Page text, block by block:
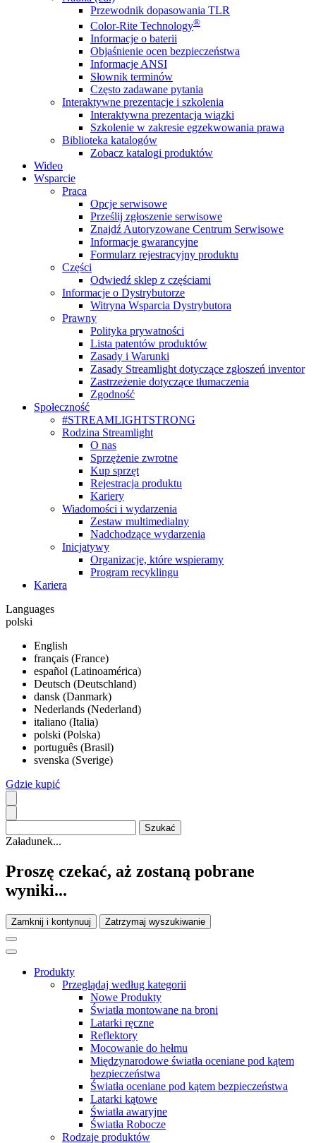
Przewodnik dopasowania TLR
Color-Rite Technology®
Informacje o baterii
Objaśnienie ocen bezpieczeństwa
Informacje ANSI
Słownik terminów
Często zadawane pytania
Interaktywne prezentacje i szkolenia
Interaktywna prezentacja wiązki
Szkolenie w zakresie egzekwowania prawa
Biblioteka katalogów
Zobacz katalogi produktów
Wideo
Wsparcie
Praca
Opcje serwisowe
Prześlij zgłoszenie serwisowe
Znajdź Autoryzowane Centrum Serwisowe
Informacje gwarancyjne
Formularz rejestracyjny produktu
Części
Odwiedź sklep z częściami
Informacje o Dystrybutorze
Witryna Wsparcia Dystrybutora
Prawny
Polityka prywatności
Lista patentów produktów
Zasady i Warunki
Zasady Streamlight dotyczące zgłoszeń inventor
Zastrzeżenie dotyczące tłumaczenia
Zgodność
Społeczność
#STREAMLIGHTSTRONG
Rodzina Streamlight
O nas
Sprzężenie zwrotne
Kup sprzęt
Rejestracja produktu
Kariery
Wiadomości i wydarzenia
Zestaw multimedialny
Nadchodzące wydarzenia
Inicjatywy
Organizacje, które wspieramy
Program recyklingu
Kariera
Languages
polski
English
français (France)
español (Latinoamérica)
Deutsch (Deutschland)
dansk (Danmark)
Nederlands (Nederland)
italiano (Italia)
polski (Polska)
português (Brasil)
svenska (Sverige)
Gdzie kupić
Załadunek...
Proszę czekać, aż zostaną pobrane
wyniki...
Zamknij i kontynuuj Zatrzymaj wyszukiwanie
Produkty
Przeglądaj według kategorii
Nowe Produkty
Światła montowane na broni
Latarki ręczne
Reflektory
Mocowanie do hełmu
Międzynarodowe światła oceniane pod kątem
bezpieczeństwa
Światła oceniane pod kątem bezpieczeństwa
Latarki kątowe
Światła awaryjne
Światła Robocze
Rodzaje produktów